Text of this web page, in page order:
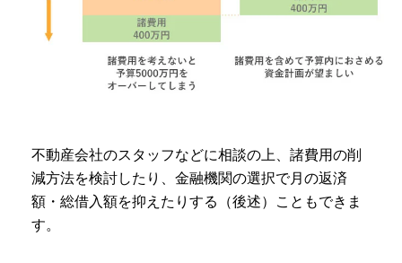
不動産会社のスタッフなどに相談の上、諸費用の削
減方法を検討したり、金融機関の選択で月の返済
額・総借入額を抑えたりする（後述）こともできま
す。